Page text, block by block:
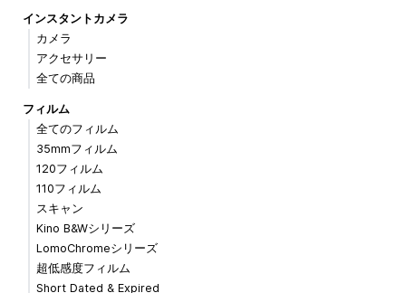
インスタントカメラ
カメラ
アクセサリー
全ての商品
フィルム
全てのフィルム
35mmフィルム
120フィルム
110フィルム
スキャン
Kino B&Wシリーズ
LomoChromeシリーズ
超低感度フィルム
Short Dated & Expired